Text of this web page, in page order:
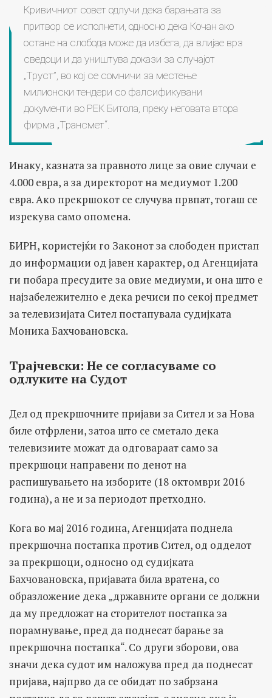
Кривичниот совет одлучи дека барањата за
притвор се исполнети, односно дека Кочан ако
остане на слобода може да избега, да влијае врз
сведоци и да уништува докази за случајот
„Труст”, во кој се сомничи за местење
милионски тендери со фалсификувани
документи во РЕК Битола, преку неговата втора
фирма „Трансмет“.
Инаку, казната за правното лице за овие случаи е
4.000 евра, а за директорот на медиумот 1.200
евра. Ако прекршокот се случува првпат, тогаш се
изрекува само опомена.
БИРН, користејќи го Законот за слободен пристап
до информации од јавен карактер, од Агенцијата
ги побара пресудите за овие медиуми, и она што е
најзабележително е дека речиси по секој предмет
за телевизијата Сител постапувала судијката
Моника Бахчовановска.
Трајчевски: Не се согласуваме со
одлуките на Судот
Дел од прекршочните пријави за Сител и за Нова
биле отфрлени, затоа што се сметало дека
телевизиите можат да одговараат само за
прекршоци направени по денот на
распишувањето на изборите (18 октомври 2016
година), а не и за периодот претходно.
Кога во мај 2016 година, Агенцијата поднела
прекршочна постапка против Сител, од одделот
за прекршоци, односно од судијката
Бахчовановска, пријавата била вратена, со
образложение дека „државните органи се должни
да му предложат на сторителот постапка за
порамнување, пред да поднесат барање за
прекршочна постапка“. Со други зборови, ова
значи дека судот им наложува пред да поднесат
пријава, најпрво да се обидат по забрзана